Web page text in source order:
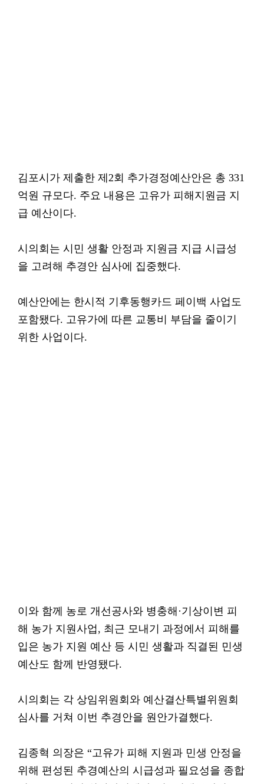
김포시가 제출한 제2회 추가경정예산안은 총 331
억원 규모다. 주요 내용은 고유가 피해지원금 지
급 예산이다.
시의회는 시민 생활 안정과 지원금 지급 시급성
을 고려해 추경안 심사에 집중했다.
예산안에는 한시적 기후동행카드 페이백 사업도
포함됐다. 고유가에 따른 교통비 부담을 줄이기
위한 사업이다.
이와 함께 농로 개선공사와 병충해·기상이변 피
해 농가 지원사업, 최근 모내기 과정에서 피해를
입은 농가 지원 예산 등 시민 생활과 직결된 민생
예산도 함께 반영됐다.
시의회는 각 상임위원회와 예산결산특별위원회
심사를 거쳐 이번 추경안을 원안가결했다.
김종혁 의장은 “고유가 피해 지원과 민생 안정을
위해 편성된 추경예산의 시급성과 필요성을 종합